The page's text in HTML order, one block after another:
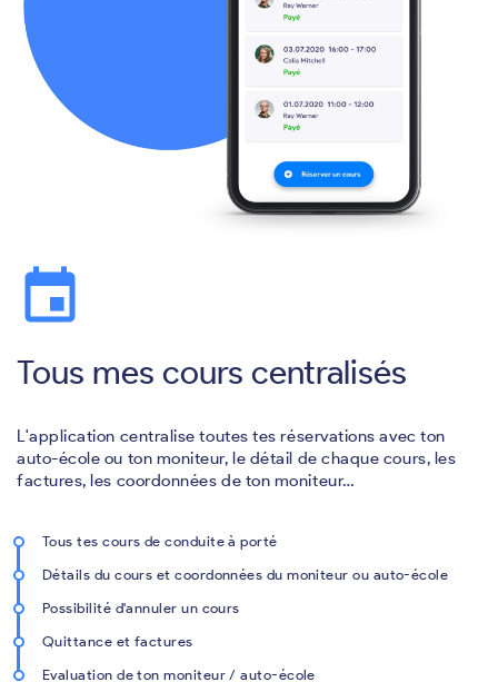
event
Tous mes cours centralisés
L'application centralise toutes tes réservations avec ton
auto-école ou ton moniteur, le détail de chaque cours, les
factures, les coordonnées de ton moniteur…
Tous tes cours de conduite à porté
Détails du cours et coordonnées du moniteur ou auto-école
Possibilité d'annuler un cours
Quittance et factures
Evaluation de ton moniteur / auto-école